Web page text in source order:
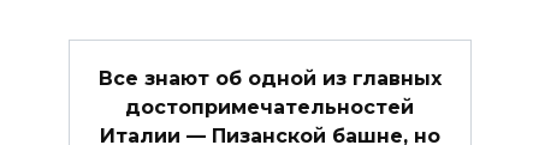
Все знают об одной из главных
достопримечательностей
Италии — Пизанской башне, но